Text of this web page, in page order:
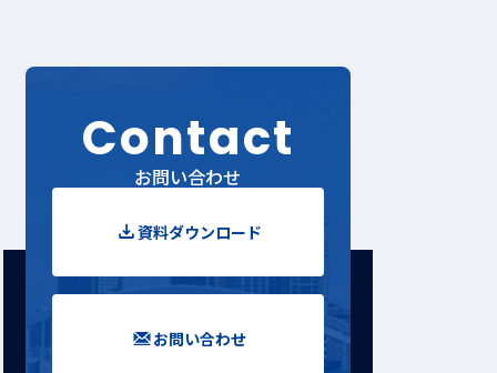
Contact
お問い合わせ
資料ダウンロード
お問い合わせ